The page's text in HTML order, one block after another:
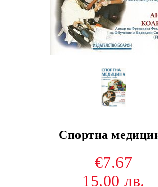
Спортна
€7.67
15.00 лв.